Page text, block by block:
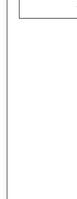
El contenido de esta